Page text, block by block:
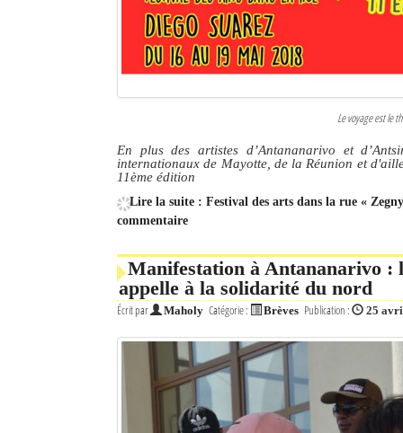
Le voyage est le
En plus des artistes d’Antananarivo et
internationaux de Mayotte, de la Réunion et
11ème édition
Lire la suite : Festival des arts dans la rue «
commentaire
Manifestation à Antananarivo :
appelle à la solidarité du nord
Écrit par Maholy Catégorie : Brèves Publication : 25